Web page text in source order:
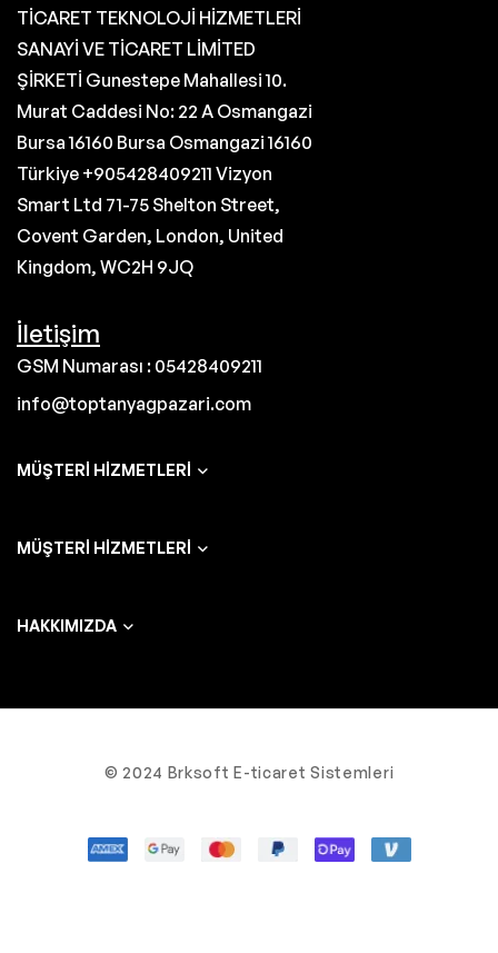
TİCARET TEKNOLOJİ HİZMETLERİ
SANAYİ VE TİCARET LİMİTED
ŞİRKETİ Gunestepe Mahallesi 10.
Murat Caddesi No: 22 A Osmangazi
Bursa 16160 Bursa Osmangazi 16160
Türkiye +905428409211 Vizyon
Smart Ltd 71-75 Shelton Street,
Covent Garden, London, United
Kingdom, WC2H 9JQ
İletişim
GSM Numarası : 05428409211
info@toptanyagpazari.com
MÜŞTERI HIZMETLERI
MÜŞTERI HIZMETLERI
HAKKIMIZDA
© 2024 Brksoft E-ticaret Sistemleri